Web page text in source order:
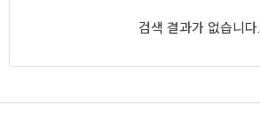
검색 결과가 없습니다.